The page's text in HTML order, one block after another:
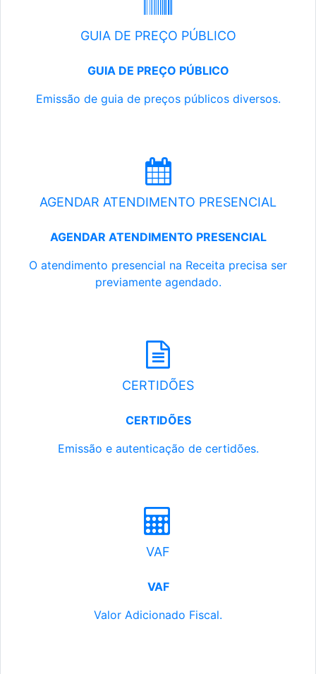
GUIA DE PREÇO PÚBLICO
GUIA DE PREÇO PÚBLICO
Emissão de guia de preços públicos diversos.
AGENDAR ATENDIMENTO PRESENCIAL
AGENDAR ATENDIMENTO PRESENCIAL
O atendimento presencial na Receita precisa ser
previamente agendado.
CERTIDÕES
CERTIDÕES
Emissão e autenticação de certidões.
VAF
VAF
Valor Adicionado Fiscal.